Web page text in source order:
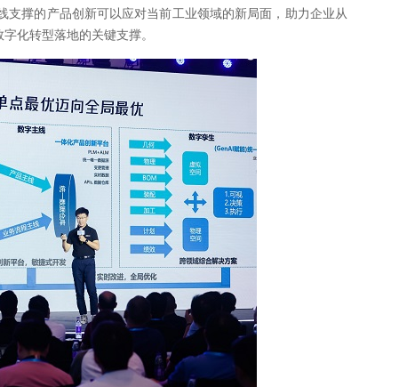
撑的产品创新可以应对当前工业领域的新局面，助力企业从
化转型落地的关键支撑。